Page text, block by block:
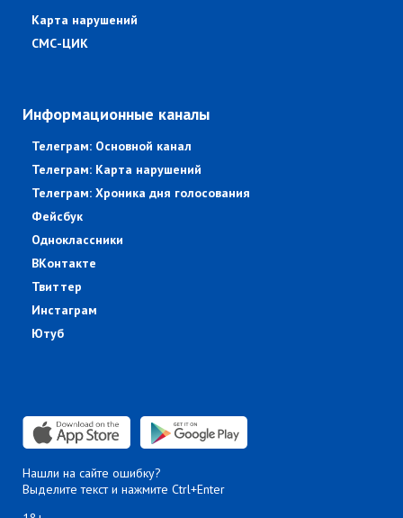
Карта нарушений
СМС-ЦИК
Информационные каналы
Телеграм: Основной канал
Телеграм: Карта нарушений
Телеграм: Хроника дня голосования
Фейсбук
Одноклассники
ВКонтакте
Твиттер
Инстаграм
Ютуб
Нашли на сайте ошибку?
Выделите текст и нажмите Ctrl+Enter